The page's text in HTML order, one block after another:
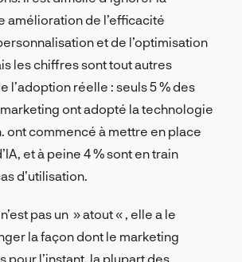
amélioration de l’efficacité
et de l’optimisation
les chiffres sont tout autres
l’adoption réelle : seuls 5 % des
ont adopté la technologie
ont commencé à mettre en place
et à peine 4 % sont en train
d’utilisation.
pas un » atout « , elle a le
la façon dont le marketing
pour l’instant, la plupart des